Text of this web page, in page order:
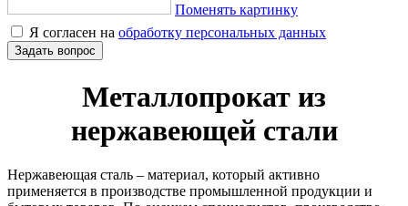
Поменять картинку
Я согласен на обработку персональных данных
Задать вопрос
Металлопрокат из
нержавеющей стали
Нержавеющая сталь – материал, который активно
применяется в производстве промышленной продукции и